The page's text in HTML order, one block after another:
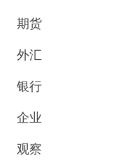
期货
外汇
银行
企业
观察